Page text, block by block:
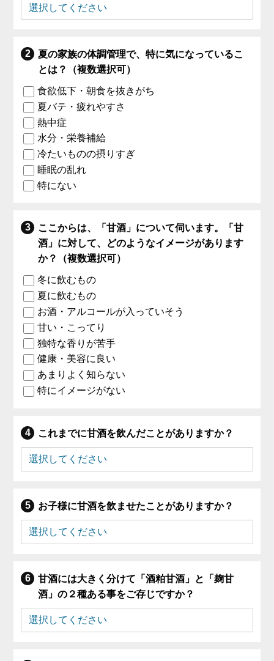
夏の家族の体調管理で、特に気になっているこ
とは？（複数選択可）
食欲低下・朝食を抜きがち
夏バテ・疲れやすさ
熱中症
水分・栄養補給
冷たいものの摂りすぎ
睡眠の乱れ
特にない
ここからは、「甘酒」について伺います。「甘
酒」に対して、どのようなイメージがあります
か？（複数選択可）
冬に飲むもの
夏に飲むもの
お酒・アルコールが入っていそう
甘い・こってり
独特な香りが苦手
健康・美容に良い
あまりよく知らない
特にイメージがない
これまでに甘酒を飲んだことがありますか？
お子様に甘酒を飲ませたことがありますか？
甘酒には大きく分けて「酒粕甘酒」と「麹甘
酒」の２種ある事をご存じですか？